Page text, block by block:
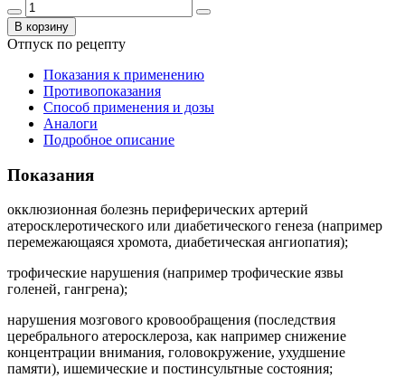
В корзину
Отпуск по рецепту
Показания к применению
Противопоказания
Способ применения и дозы
Аналоги
Подробное описание
Показания
окклюзионная болезнь периферических артерий
атеросклеротического или диабетического генеза (например
перемежающаяся хромота, диабетическая ангиопатия);
трофические нарушения (например трофические язвы
голеней, гангрена);
нарушения мозгового кровообращения (последствия
церебрального атеросклероза, как например снижение
концентрации внимания, головокружение, ухудшение
памяти), ишемические и постинсультные состояния;